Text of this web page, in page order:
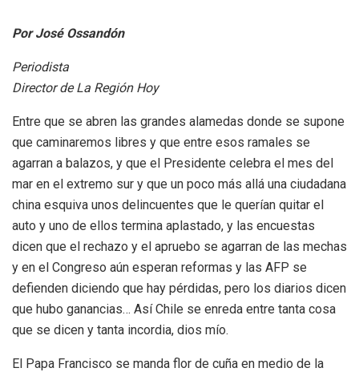
Por José Ossandón
Periodista
Director de La Región Hoy
Entre que se abren las grandes alamedas donde se supone
que caminaremos libres y que entre esos ramales se
agarran a balazos, y que el Presidente celebra el mes del
mar en el extremo sur y que un poco más allá una ciudadana
china esquiva unos delincuentes que le querían quitar el
auto y uno de ellos termina aplastado, y las encuestas
dicen que el rechazo y el apruebo se agarran de las mechas
y en el Congreso aún esperan reformas y las AFP se
defienden diciendo que hay pérdidas, pero los diarios dicen
que hubo ganancias… Así Chile se enreda entre tanta cosa
que se dicen y tanta incordia, dios mío.
El Papa Francisco se manda flor de cuña en medio de la